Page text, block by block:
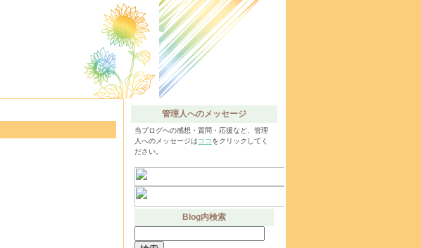
管理人へのメッセージ
当ブログへの感想・質問・応援など、管理
人へのメッセージはココ をクリックしてく
ださい。
Blog内検索
索: